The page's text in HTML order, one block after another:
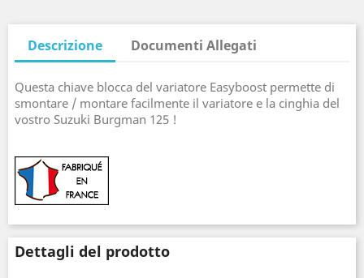
Descrizione Documenti Allegati
Questa chiave blocca del variatore Easyboost permette di
smontare / montare facilmente il variatore e la cinghia del
vostro Suzuki Burgman 125 !
Dettagli del prodotto